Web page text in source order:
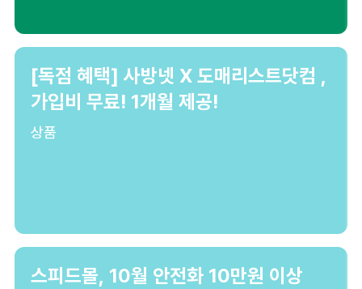
[독점 혜택] 사방넷 X 도매리스트닷컴 ,
가입비 무료! 1개월 제공!
상품
스피드몰, 10월 안전화 10만원 이상